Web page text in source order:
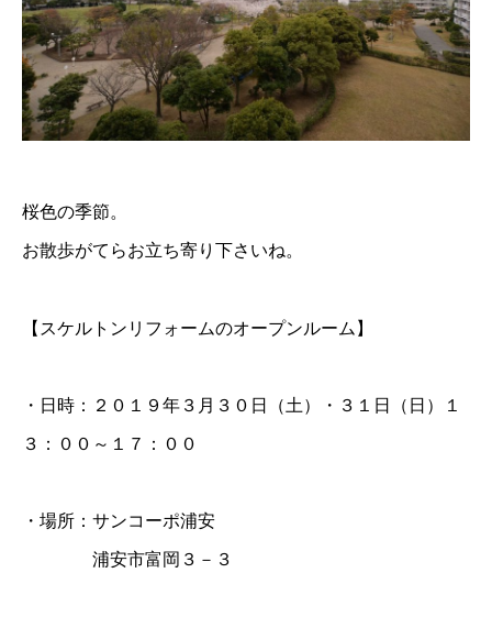
桜色の季節。
お散歩がてらお立ち寄り下さいね。
【スケルトンリフォームのオープンルーム】
・日時：２０１９年３月３０日（土）・３１日（日）１
３：００～１７：００
・場所：サンコーポ浦安
浦安市富岡３－３